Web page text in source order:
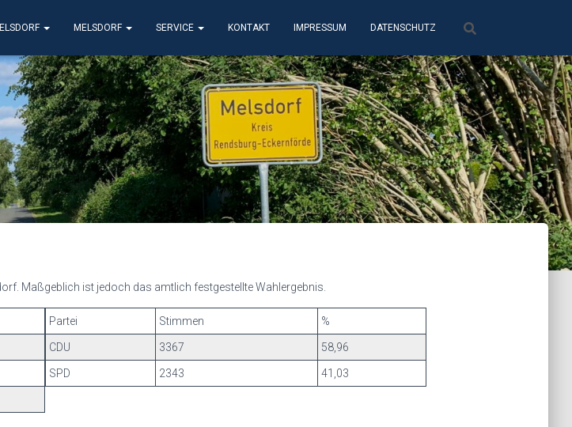
MELSDORF SERVICE KONTAKT IMPRESSUM DATENSCHUTZ
Maßgeblich ist jedoch das amtlich festgestellte Wahlergebnis.
Partei Stimmen %
CDU 3367 58,96
SPD 2343 41,03